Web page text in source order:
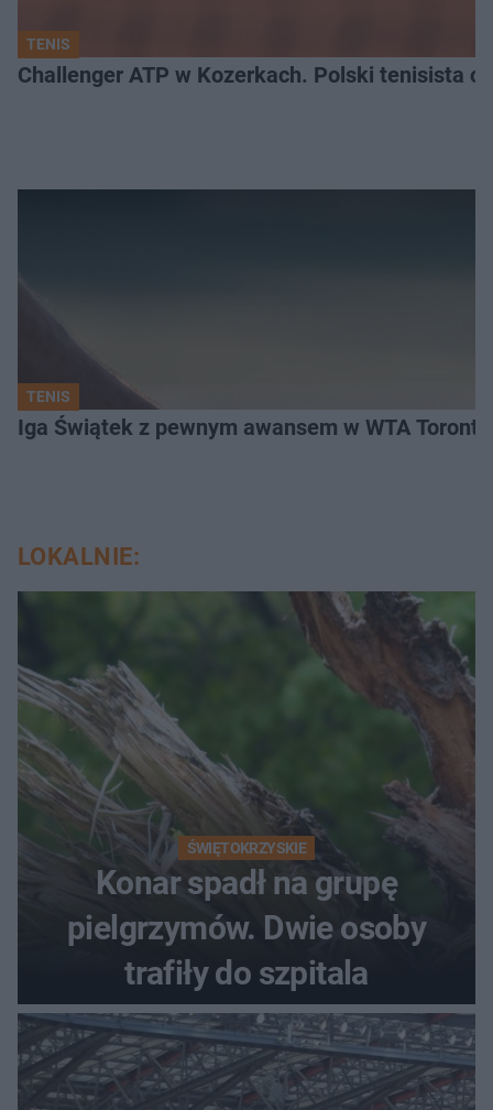
TENIS
Challenger ATP w Kozerkach. Polski tenisista
TENIS
Iga Świątek z pewnym awansem w WTA
LOKALNIE:
ŚWIĘTOKRZYSKIE
Konar spadł na grupę
pielgrzymów. Dwie osoby
trafiły do szpitala